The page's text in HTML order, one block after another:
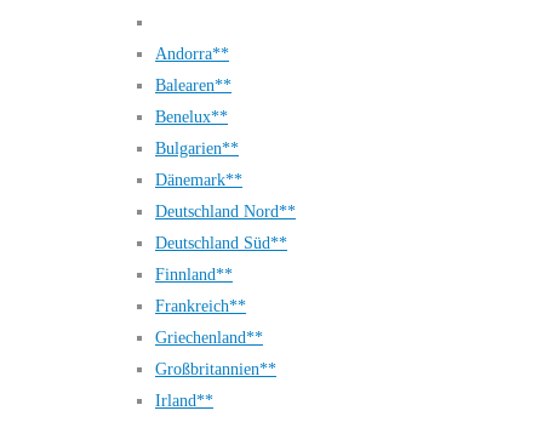
Andorra**
Balearen**
Benelux**
Bulgarien**
Dänemark**
Deutschland Nord**
Deutschland Süd**
Finnland**
Frankreich**
Griechenland**
Großbritannien**
Irland**